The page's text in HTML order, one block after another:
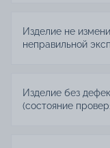
Изделие не
неправильной
Изделие без
(состояние